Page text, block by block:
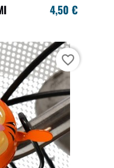
4,50 €
favorite_border